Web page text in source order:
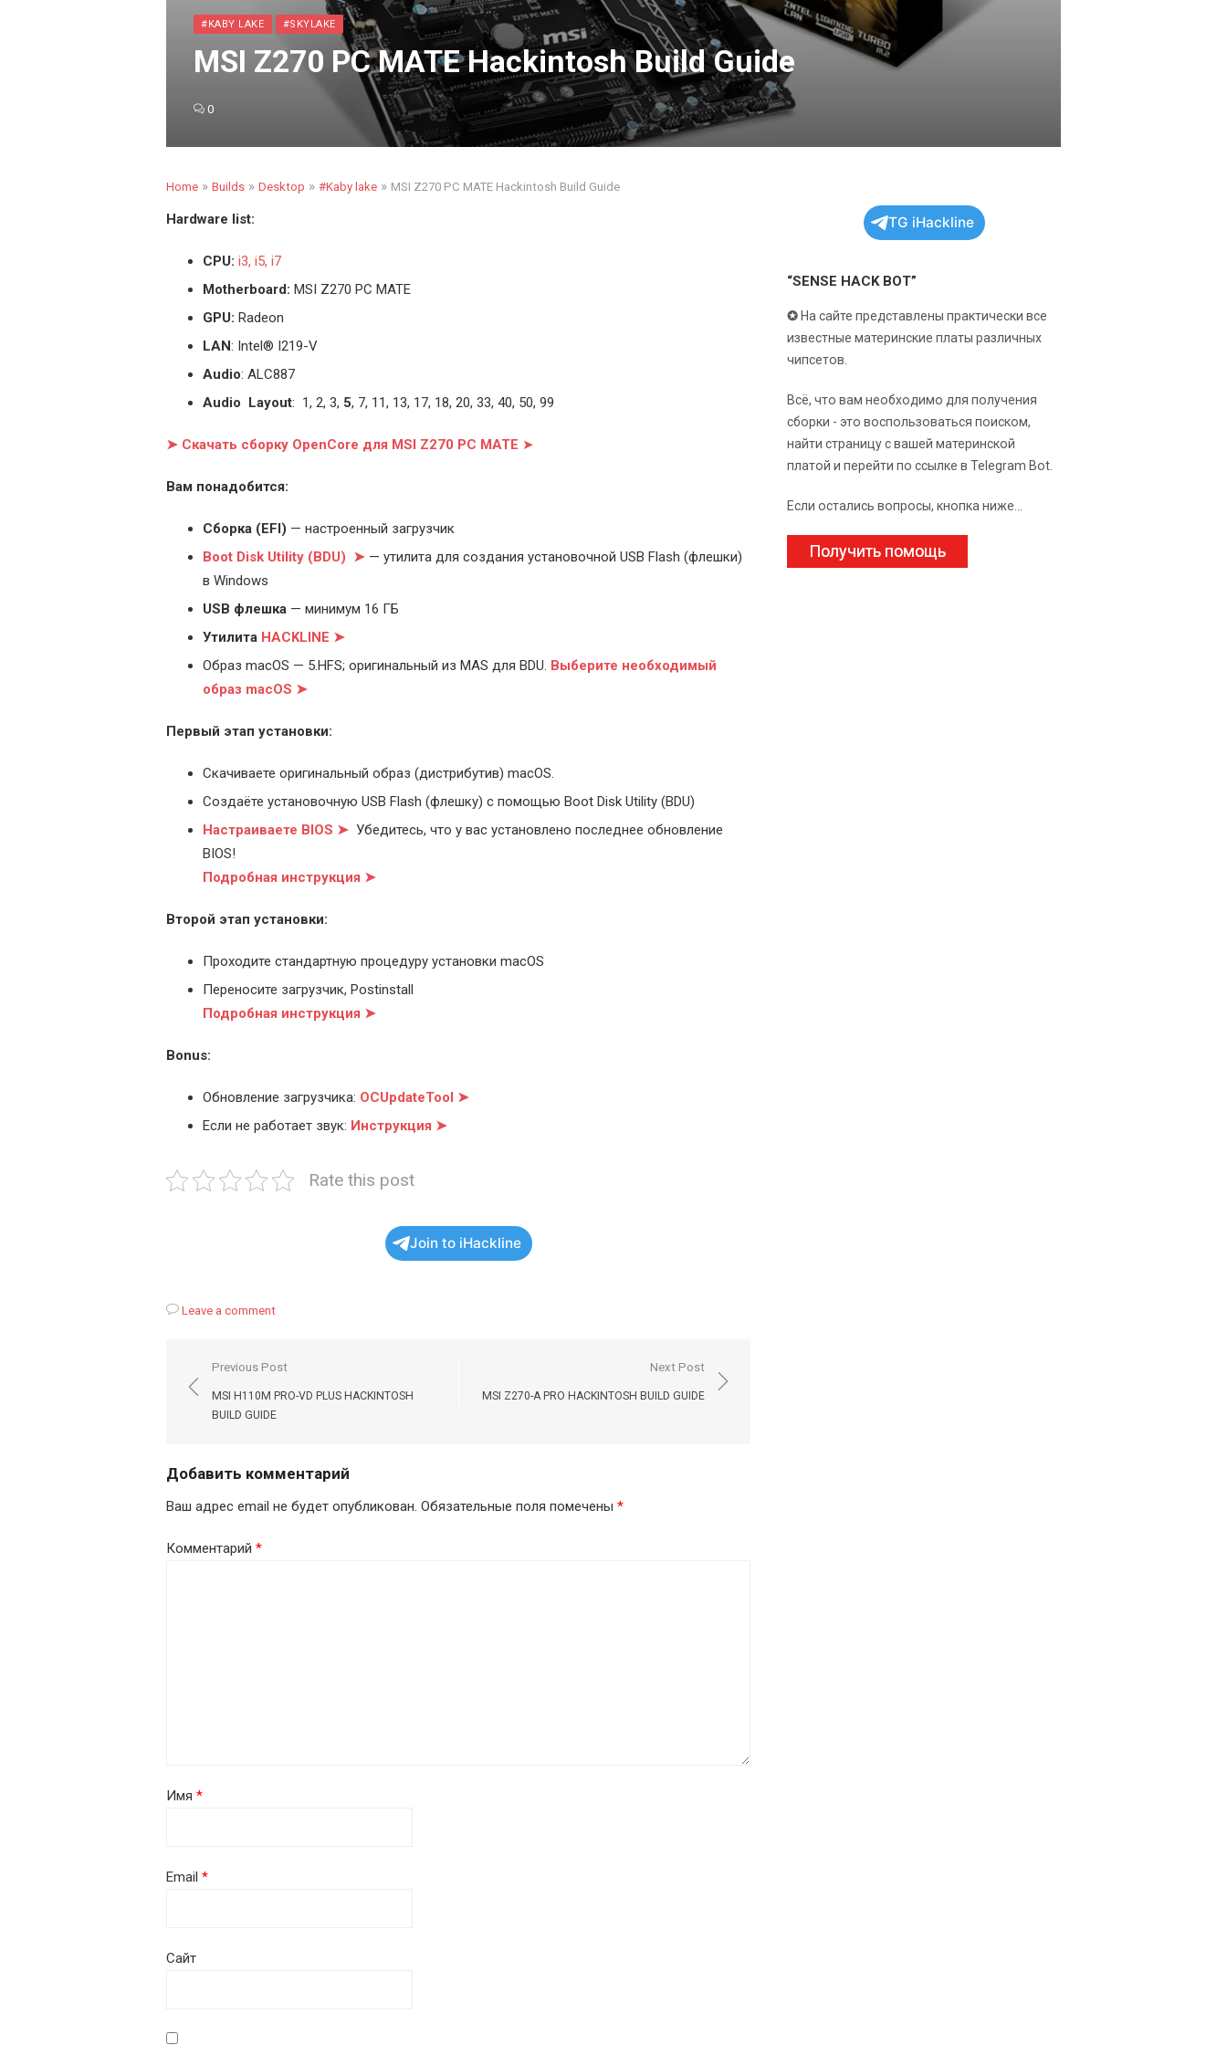
#KABY LAKE #SKYLAKE
MSI Z270 PC MATE Hackintosh Build Guide
0
Home » Builds » Desktop » #Kaby lake » MSI Z270 PC MATE Hackintosh Build Guide
Hardware list:
CPU: i3, i5, i7
Motherboard: MSI Z270 PC MATE
GPU: Radeon
LAN: Intel® I219-V
Audio: ALC887
Audio Layout: 1, 2, 3, 5, 7, 11, 13, 17, 18, 20, 33, 40, 50, 99
➤ Скачать сборку OpenCore для MSI Z270 PC MATE ➤
Вам понадобится:
Cборка (EFI) — настроенный загрузчик
Boot Disk Utility (BDU) ➤ — утилита для создания установочной USB Flash (флешки)
в Windows
USB флешка — минимум 16 ГБ
Утилита HACKLINE ➤
Образ macOS — 5.HFS; оригинальный из MAS для BDU. Выберите необходимый
образ macOS ➤
Первый этап установки:
Скачиваете оригинальный образ (дистрибутив) macOS.
Создаёте установочную USB Flash (флешку) с помощью Boot Disk Utility (BDU)
Настраиваете BIOS ➤ Убедитесь, что у вас установлено последнее обновление
BIOS!
Подробная инструкция ➤
Второй этап установки:
Проходите стандартную процедуру установки macOS
Переносите загрузчик, Postinstall
Подробная инструкция ➤
Bonus:
Обновление загрузчика: OCUpdateTool ➤
Если не работает звук: Инструкция ➤
Rate this post
Join to iHackline
Leave a comment
Навигация
по
записям
Previous Post
MSI H110M PRO-VD PLUS HACKINTOSH
BUILD GUIDE
Next Post
MSI Z270-A PRO HACKINTOSH BUILD GUIDE
Добавить комментарий
Ваш адрес email не будет опубликован. Обязательные поля помечены *
Комментарий *
Имя *
Email *
Сайт
TG iHackline
“SENSE HACK BOT”
✪ На сайте представлены практически все
известные материнские платы различных
чипсетов.
Всё, что вам необходимо для получения
сборки - это воспользоваться поиском,
найти страницу с вашей материнской
платой и перейти по ссылке в Telegram Bot.
Если остались вопросы, кнопка ниже...
Получить помощь